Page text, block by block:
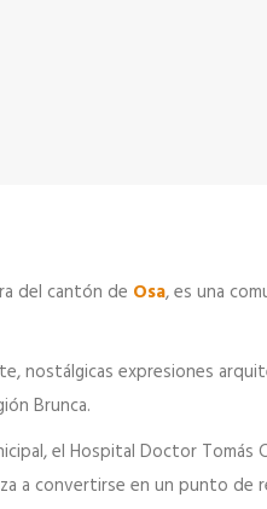
del cantón de Osa, es una
nostálgicas expresiones
Brunca.
el Hospital Doctor
a convertirse en un punto de